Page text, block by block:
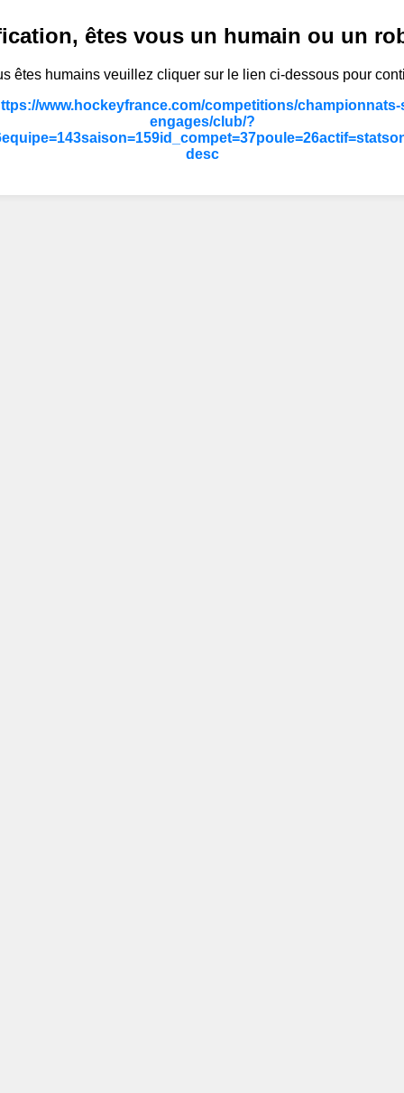
êtes vous un humain ou un
êtes humains veuillez cliquer sur le lien ci-dessous pour
www.hockeyfrance.com/competitions/
engages/club/?
desc